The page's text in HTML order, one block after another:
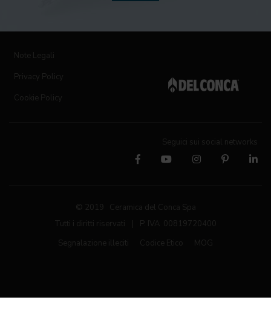
Note Legali
Privacy Policy
Cookie Policy
Seguici sui social networks
© 2019 Ceramica del Conca Spa
Tutti i diritti riservati
P. IVA 00819720400
Segnalazione illeciti
Codice Etico MOG